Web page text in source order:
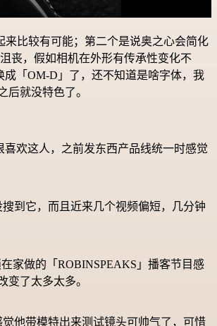
来比较有可能；第二个是说奥之心会简化
丧，假如相机在外形有传承性变化不
「OM-D」了，还不知道是啥字体，我
就没特色了。
喜欢这人，之前发东西产品线统一时感觉
搜到它，而且近来几个视频偏短，几分钟
家做的「ROBINSPEAKS」播客节目感
了太多太多。
他带模特出来测试镜头可帅气了，可惜